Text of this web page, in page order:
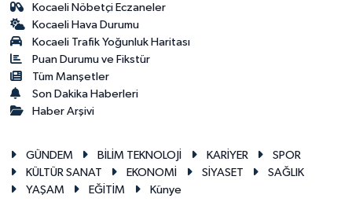
Kocaeli Nöbetçi Eczaneler
Kocaeli Hava Durumu
Kocaeli Trafik Yoğunluk Haritası
Puan Durumu ve Fikstür
Tüm Manşetler
Son Dakika Haberleri
Haber Arşivi
GÜNDEM BİLİM TEKNOLOJİ KARİYER
SPOR
KÜLTÜR SANAT
EKONOMİ SİYASET
SAĞLIK
YAŞAM
EĞİTİM Künye